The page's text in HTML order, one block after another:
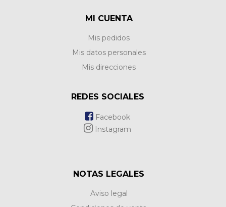
MI CUENTA
Mis pedidos
Mis datos personales
Mis direcciones
REDES SOCIALES
Facebook
Instagram
NOTAS LEGALES
Aviso legal